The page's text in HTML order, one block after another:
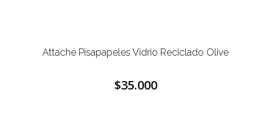
Attaché Pisapapeles Vidrio Reciclado Olive
$35.000